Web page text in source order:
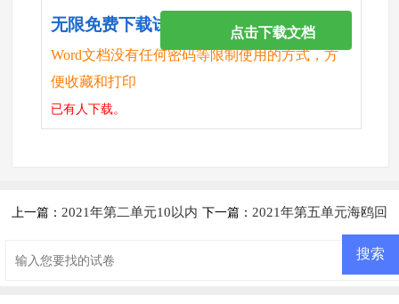
无限免费下载试卷
Word文档没有任何密码等限制使用的方式，方
便收藏和打印
已有人下载。
点击下载文档
上一篇： 2021年第二单元10以内
析【西师大版】
下一篇： 2021年第五单元海鸥回